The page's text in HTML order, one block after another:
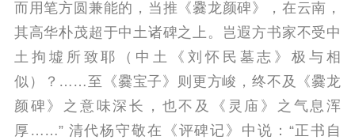
而用笔方圆兼能的，当推《爨龙颜碑》，在云南，
其高华朴茂超于中土诸碑之上。岂遐方书家不受中
土拘墟所致耶（中土《刘怀民墓志》极与相
似）？……至《爨宝子》则更方峻，终不及《爨龙
颜碑》之意味深长，也不及《灵庙》之气息浑
厚……” 清代杨守敬在《评碑记》中说：“正书自